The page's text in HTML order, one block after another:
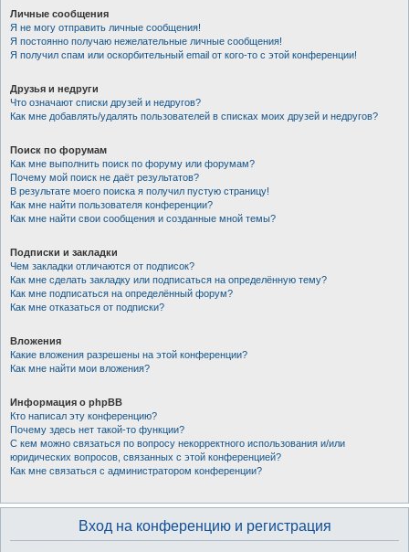
Личные сообщения
Я не могу отправить личные сообщения!
Я постоянно получаю нежелательные личные сообщения!
Я получил спам или оскорбительный email от кого-то с этой конференции!
Друзья и недруги
Что означают списки друзей и недругов?
Как мне добавлять/удалять пользователей в списках моих друзей и недругов?
Поиск по форумам
Как мне выполнить поиск по форуму или форумам?
Почему мой поиск не даёт результатов?
В результате моего поиска я получил пустую страницу!
Как мне найти пользователя конференции?
Как мне найти свои сообщения и созданные мной темы?
Подписки и закладки
Чем закладки отличаются от подписок?
Как мне сделать закладку или подписаться на определённую тему?
Как мне подписаться на определённый форум?
Как мне отказаться от подписки?
Вложения
Какие вложения разрешены на этой конференции?
Как мне найти мои вложения?
Информация о phpBB
Кто написал эту конференцию?
Почему здесь нет такой-то функции?
С кем можно связаться по вопросу некорректного использования и/или
юридических вопросов, связанных с этой конференцией?
Как мне связаться с администратором конференции?
Вход на конференцию и регистрация